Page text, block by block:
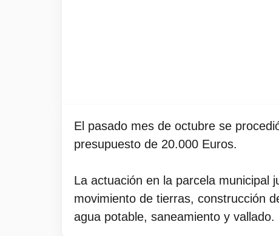
El pasado mes de octubre se
presupuesto de 20.000 Euros.
La actuación en la parcela municipal
movimiento de tierras, construcción
agua potable, saneamiento y vallado.